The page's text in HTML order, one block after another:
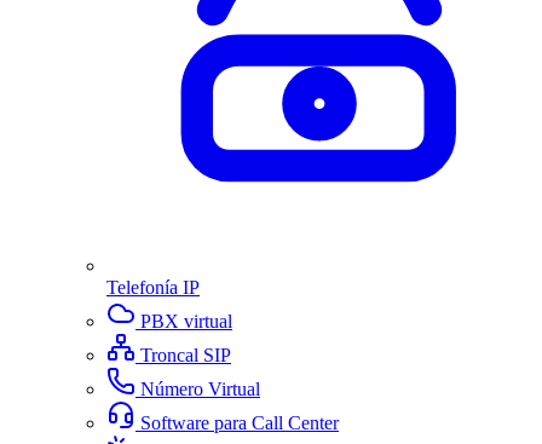
Telefonía IP
PBX virtual
Troncal SIP
Número Virtual
Software para Call Center